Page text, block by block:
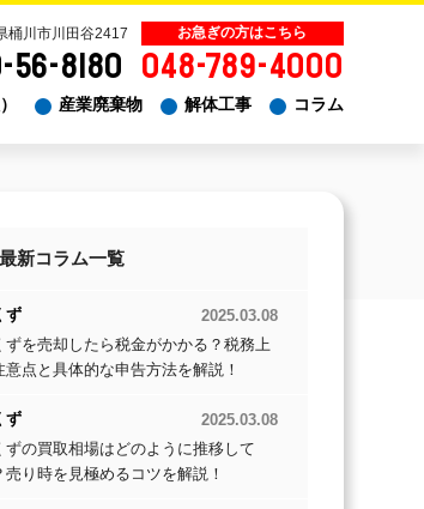
産業廃棄物 解体工事 コラム
56-8180 048-789-4000
桶川市川田谷2417
最新コラム一覧
ず
2025.03.08
ずを売却したら税金がかかる？税務上
意点と具体的な申告方法を解説！
ず
2025.03.08
ずの買取相場はどのように推移して
売り時を見極めるコツを解説！